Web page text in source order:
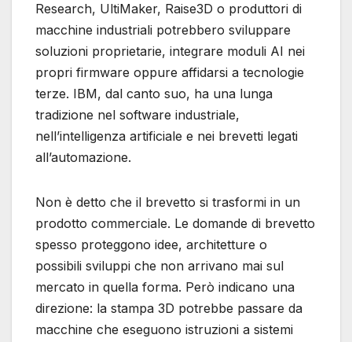
Research, UltiMaker, Raise3D o produttori di
macchine industriali potrebbero sviluppare
soluzioni proprietarie, integrare moduli AI nei
propri firmware oppure affidarsi a tecnologie
terze. IBM, dal canto suo, ha una lunga
tradizione nel software industriale,
nell’intelligenza artificiale e nei brevetti legati
all’automazione.
Non è detto che il brevetto si trasformi in un
prodotto commerciale. Le domande di brevetto
spesso proteggono idee, architetture o
possibili sviluppi che non arrivano mai sul
mercato in quella forma. Però indicano una
direzione: la stampa 3D potrebbe passare da
macchine che eseguono istruzioni a sistemi